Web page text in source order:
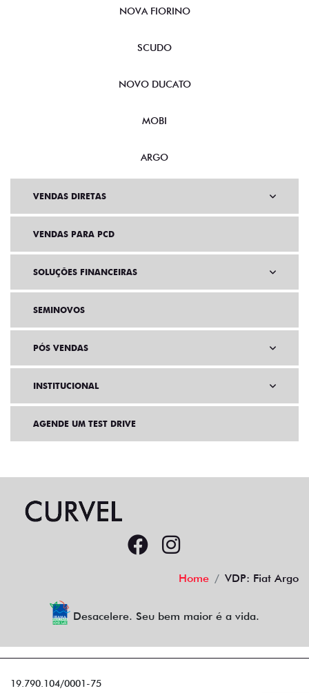
NOVA FIORINO
SCUDO
NOVO DUCATO
MOBI
ARGO
VENDAS DIRETAS
VENDAS PARA PCD
SOLUÇÕES FINANCEIRAS
SEMINOVOS
PÓS VENDAS
INSTITUCIONAL
AGENDE UM TEST DRIVE
Home VDP: Fiat Argo
Desacelere. Seu bem maior é a vida.
19.790.104/0001-75